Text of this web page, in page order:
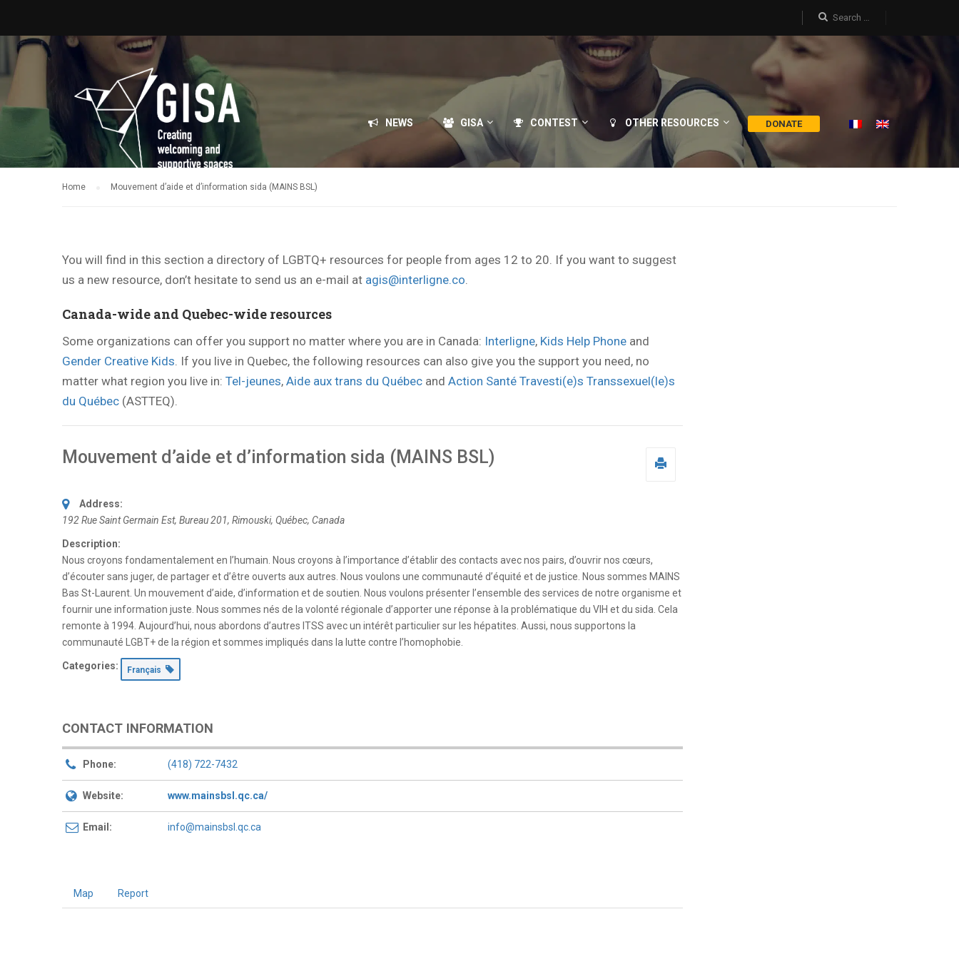
NEWS GISA CONTEST OTHER RESOURCES DONATE
Home Mouvement d’aide et d’information sida (MAINS BSL)
You will find in this section a directory of LGBTQ+ resources for people from ages 12 to 20. If you want to suggest
us a new resource, don’t hesitate to send us an e-mail at agis@interligne.co.
Canada-wide and Quebec-wide resources
Some organizations can offer you support no matter where you are in Canada: Interligne, Kids Help Phone and
Gender Creative Kids. If you live in Quebec, the following resources can also give you the support you need, no
matter what region you live in: Tel-jeunes, Aide aux trans du Québec and Action Santé Travesti(e)s Transsexuel(le)s
du Québec (ASTTEQ).
Mouvement d’aide et d’information sida (MAINS BSL)
Address:
192 Rue Saint Germain Est, Bureau 201, Rimouski, Québec, Canada
Description:
Nous croyons fondamentalement en l’humain. Nous croyons à l’importance d’établir des contacts avec nos pairs, d’ouvrir nos cœurs,
d’écouter sans juger, de partager et d’être ouverts aux autres. Nous voulons une communauté d’équité et de justice. Nous sommes MAINS
Bas St-Laurent. Un mouvement d’aide, d’information et de soutien. Nous voulons présenter l’ensemble des services de notre organisme et
fournir une information juste. Nous sommes nés de la volonté régionale d’apporter une réponse à la problématique du VIH et du sida. Cela
remonte à 1994. Aujourd’hui, nous abordons d’autres ITSS avec un intérêt particulier sur les hépatites. Aussi, nous supportons la
communauté LGBT+ de la région et sommes impliqués dans la lutte contre l’homophobie.
Categories: Français
CONTACT INFORMATION
Phone: (418) 722-7432
Website: www.mainsbsl.qc.ca/
Email: info@mainsbsl.qc.ca
Map Report